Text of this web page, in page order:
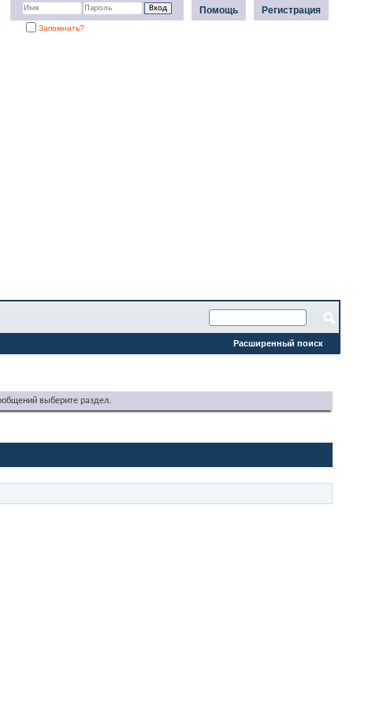
Регистрация
Помощь
Запомнить?
Расширенный поиск
выберите раздел.